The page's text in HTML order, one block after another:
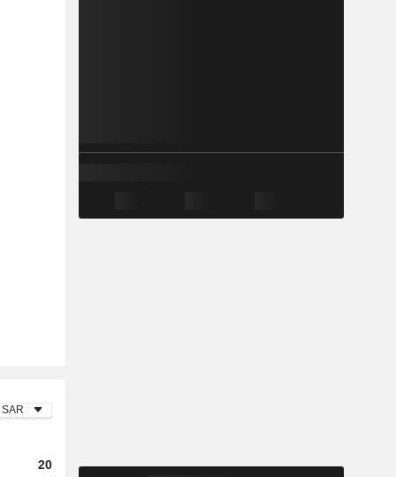
SAR
2023 2024 2025